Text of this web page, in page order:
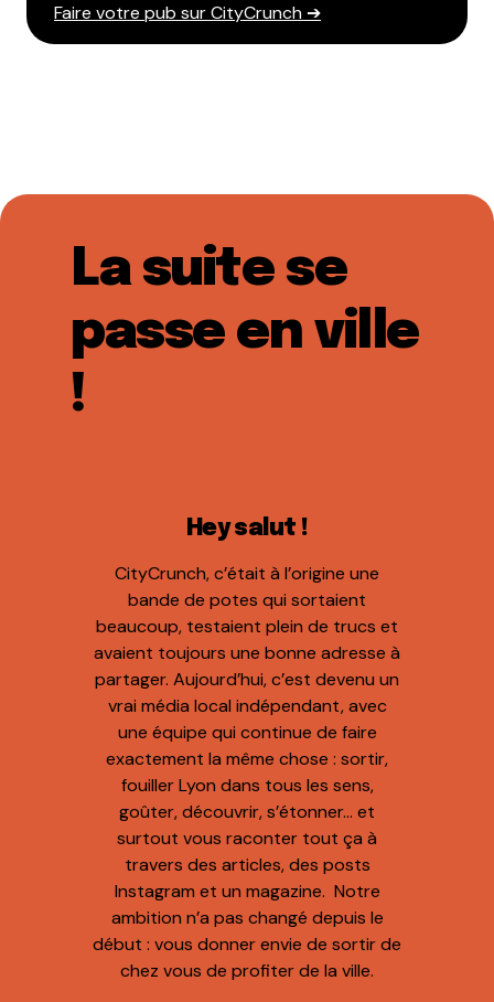
Faire votre pub sur CityCrunch ➔
La suite se
passe en ville
!
Hey salut !
CityCrunch, c’était à l’origine une
bande de potes qui sortaient
beaucoup, testaient plein de trucs et
avaient toujours une bonne adresse à
partager. Aujourd’hui, c’est devenu un
vrai média local indépendant, avec
une équipe qui continue de faire
exactement la même chose : sortir,
fouiller Lyon dans tous les sens,
goûter, découvrir, s’étonner… et
surtout vous raconter tout ça à
travers des articles, des posts
Instagram et un magazine. Notre
ambition n’a pas changé depuis le
début : vous donner envie de sortir de
chez vous de profiter de la ville.